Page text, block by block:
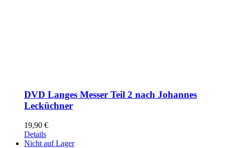
DVD Langes Messer Teil 2 nach Johannes
Lecküchner
19,90 €
Details
Nicht auf Lager